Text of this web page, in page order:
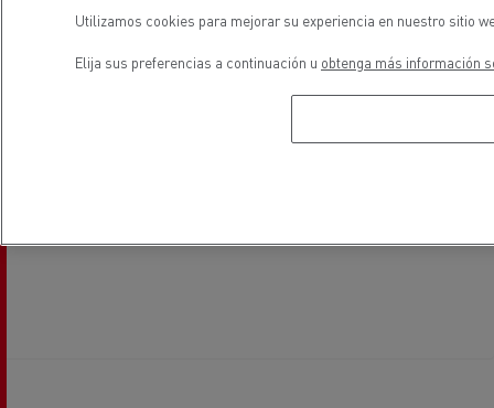
Utilizamos cookies para mejorar su experiencia en nuestro sitio
Elija sus preferencias a continuación u obtenga más información